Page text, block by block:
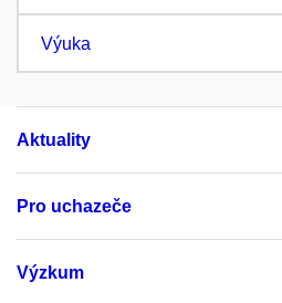
Výuka
Aktuality
Pro uchazeče
Výzkum